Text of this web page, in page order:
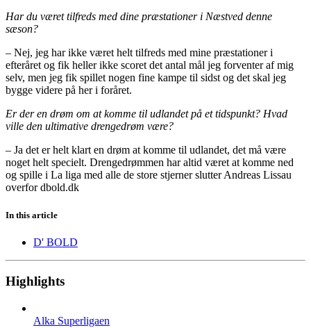
Har du været tilfreds med dine præstationer i Næstved denne
sæson?
– Nej, jeg har ikke været helt tilfreds med mine præstationer i
efteråret og fik heller ikke scoret det antal mål jeg forventer af mig
selv, men jeg fik spillet nogen fine kampe til sidst og det skal jeg
bygge videre på her i foråret.
Er der en drøm om at komme til udlandet på et tidspunkt? Hvad
ville den ultimative drengedrøm være?
– Ja det er helt klart en drøm at komme til udlandet, det må være
noget helt specielt. Drengedrømmen har altid været at komme ned
og spille i La liga med alle de store stjerner slutter Andreas Lissau
overfor dbold.dk
In this article
D' BOLD
Highlights
Alka Superligaen